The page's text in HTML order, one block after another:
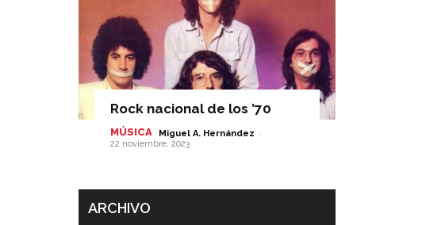
Rock nacional de los ’70
MÚSICA Miguel A. Hernández -
22 noviembre, 2023
ARCHIVO